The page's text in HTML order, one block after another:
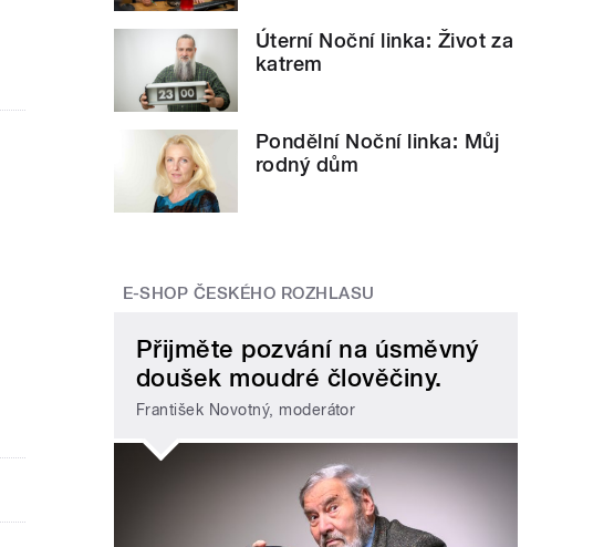
Úterní Noční linka: Život za
katrem
Pondělní Noční linka: Můj
rodný dům
E-SHOP ČESKÉHO ROZHLASU
Přijměte pozvání na úsměvný
doušek moudré člověčiny.
František Novotný, moderátor